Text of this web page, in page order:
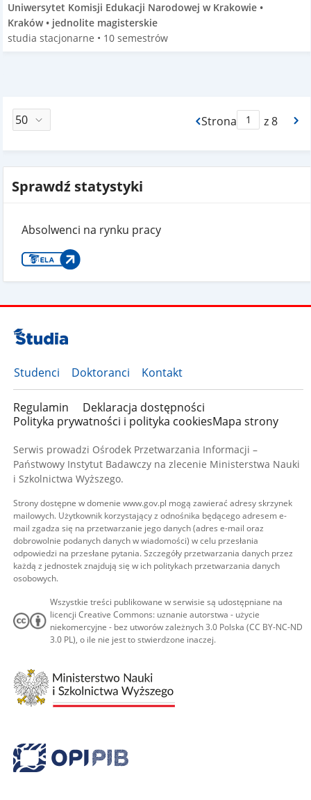
Uniwersytet Komisji Edukacji Narodowej w Krakowie •
Kraków • jednolite magisterskie
studia stacjonarne • 10 semestrów
Strona
Max Stronaz 8
Sprawdź statystyki
Absolwenci na rynku pracy
Studenci Doktoranci Kontakt
Regulamin
Deklaracja dostępności
Polityka prywatności i polityka cookiesMapa strony
Serwis prowadzi Ośrodek Przetwarzania Informacji –
Państwowy Instytut Badawczy na zlecenie Ministerstwa Nauki
i Szkolnictwa Wyższego.
Strony dostępne w domenie www.gov.pl mogą zawierać adresy skrzynek
mailowych. Użytkownik korzystający z odnośnika będącego adresem e-
mail zgadza się na przetwarzanie jego danych (adres e-mail oraz
dobrowolnie podanych danych w wiadomości) w celu przesłania
odpowiedzi na przesłane pytania. Szczegóły przetwarzania danych przez
każdą z jednostek znajdują się w ich politykach przetwarzania danych
osobowych.
Wszystkie treści publikowane w serwisie są udostępniane na
licencji Creative Commons: uznanie autorstwa - użycie
niekomercyjne - bez utworów zależnych 3.0 Polska (CC BY-NC-ND
3.0 PL), o ile nie jest to stwierdzone inaczej.